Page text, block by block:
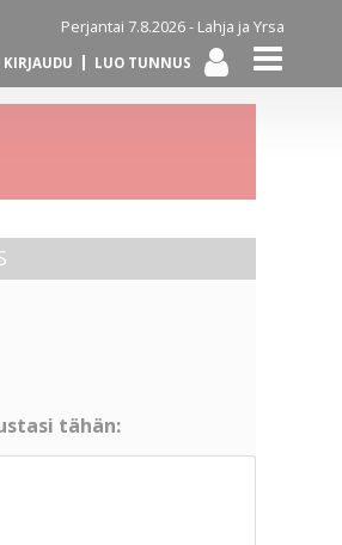
Perjantai 7.8.2026 - Lahja ja Yrsa
KIRJAUDU LUO TUNNUS
tähän: